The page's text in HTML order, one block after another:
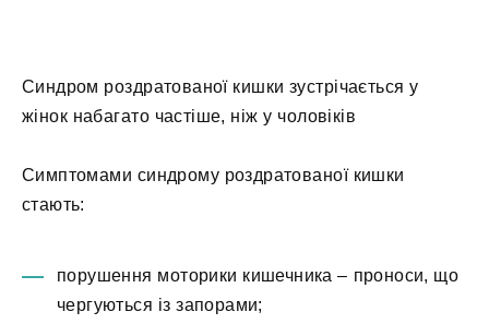
Синдром роздратованої кишки зустрічається у
жінок набагато частіше, ніж у чоловіків
Симптомами синдрому роздратованої кишки
стають:
порушення моторики кишечника – проноси, що
чергуються із запорами;